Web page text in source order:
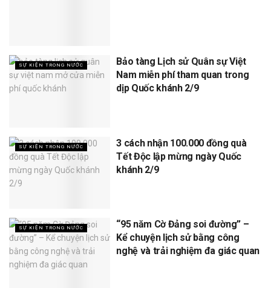
SỰ KIỆN TRONG NƯỚC
Bảo tàng Lịch sử Quân sự Việt
Nam miễn phí tham quan trong
dịp Quốc khánh 2/9
SỰ KIỆN TRONG NƯỚC
3 cách nhận 100.000 đồng quà
Tết Độc lập mừng ngày Quốc
khánh 2/9
SỰ KIỆN TRONG NƯỚC
“95 năm Cờ Đảng soi đường” –
Kể chuyện lịch sử bằng công
nghệ và trải nghiệm đa giác quan